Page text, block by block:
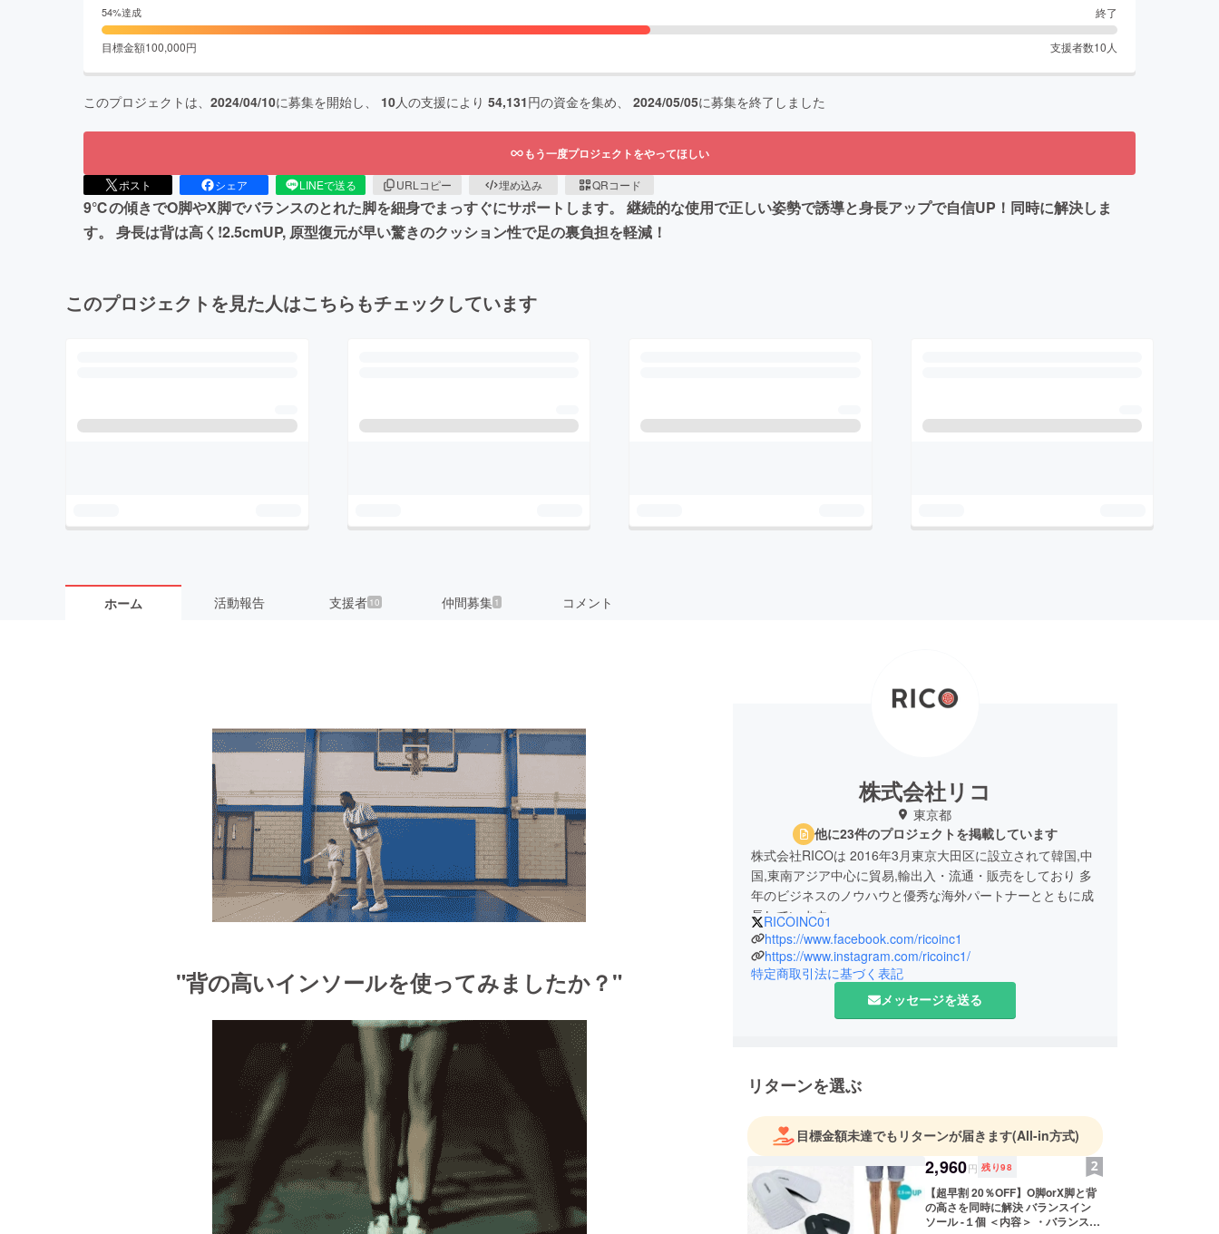
54%達成 終了
目標金額100,000円 支援者数10 人
このプロジェクトは、 2024/04/10に募集を開始し、 10人の支援により 54,131円の資金を集め、 2024/05/05に募集を終了しました
もう一度プロジェクトをやってほしい
ポスト シェア LINEで送る URLコピー 埋め込み QRコード
9℃の傾きでO脚やX脚でバランスのとれた脚を細身でまっすぐにサポートします。 継続的な使用で正しい姿勢で誘導と身長アップで自信UP！同時に解決しま
す。 身長は背は高く!2.5cmUP, 原型復元が早い驚きのクッション性で足の裏負担を軽減！
このプロジェクトを見た人はこちらもチェックしています
ホーム 活動報告 支援者 10 仲間募集 1 コメント
"背の高いインソールを使ってみましたか？"
株式会社リコ
東京都
他に23件のプロジェクトを掲載しています
株式会社RICOは 2016年3月東京大田区に設立されて韓国,中
国,東南アジア中心に貿易,輸出入・流通・販売をしており 多
年のビジネスのノウハウと優秀な海外パートナーとともに成
長しています。
現在は自社製品と国内外のOEM,ODM製品を製作,紹介は国内
ブランドの商品企画、生産、輸出入など新しいトレンドを国
内顧客に紹介しようと努力しています
RICOINC01
https://www.facebook.com/ricoinc1
https://www.instagram.com/ricoinc1/
特定商取引法に基づく表記
メッセージを送る
リターンを選ぶ
目標金額未達でもリターンが届きます(All-in方式)
2,960円 残り98
【超早割 20％OFF】O脚orX脚と背
の高さを同時に解決 バランスイン
ソール -１個 ＜内容＞ ・バランスイ